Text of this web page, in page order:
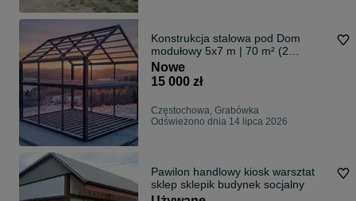
Konstrukcja stalowa pod Dom
modułowy 5x7 m | 70 m² (2
poziomy) | Całoroczny
Nowe
15 000 zł
Częstochowa, Grabówka
Odświeżono dnia 14 lipca 2026
Pawilon handlowy kiosk warsztat
sklep sklepik budynek socjalny